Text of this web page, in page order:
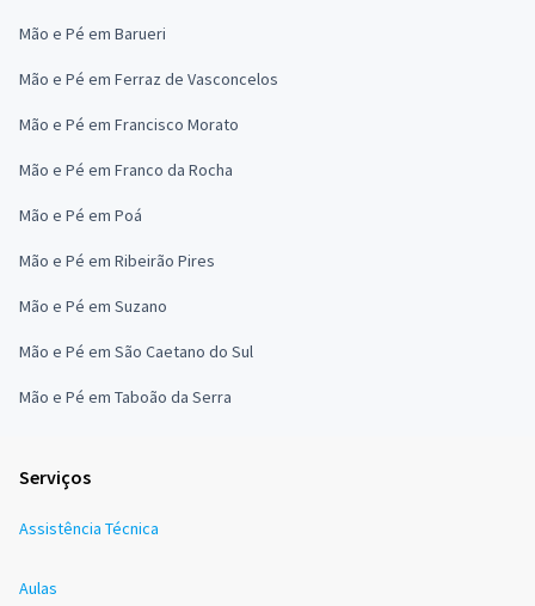
Mão e Pé em Barueri
Mão e Pé em Ferraz de Vasconcelos
Mão e Pé em Francisco Morato
Mão e Pé em Franco da Rocha
Mão e Pé em Poá
Mão e Pé em Ribeirão Pires
Mão e Pé em Suzano
Mão e Pé em São Caetano do Sul
Mão e Pé em Taboão da Serra
Serviços
Assistência Técnica
Aulas